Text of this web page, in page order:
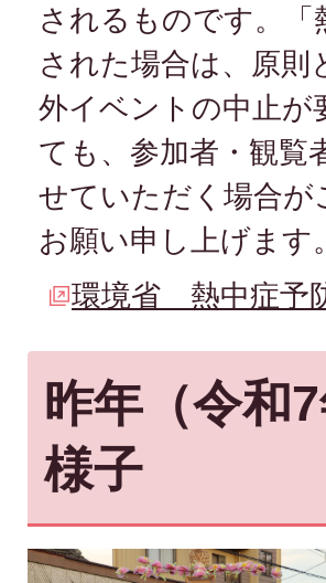
されるものです。「
された場合は、原則
外イベントの中止が
ても、参加者・観覧
せていただく場合が
お願い申し上げます。
環境省 熱中症予
昨年（令和
様子